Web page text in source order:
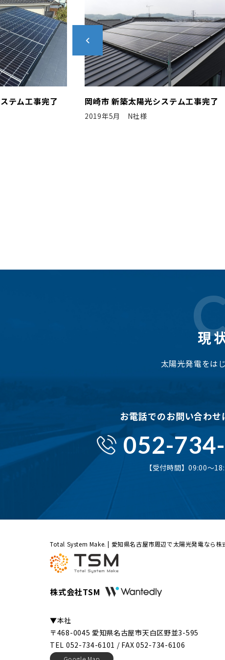
テム工事完了 福岡市 新築太陽光システム工事完了
2023年10月 N社様
現
太陽光発電をは
お電話でのお問い合わせ
052-
【受付時間】09:00〜
Total System Make. | 愛知県名古屋市周辺で太陽光発電なら株
株式会社TSM
▼本社
〒468-0045 愛知県名古屋市天白区野並3-595
TEL 052-734-6101 / FAX 052-734-6106